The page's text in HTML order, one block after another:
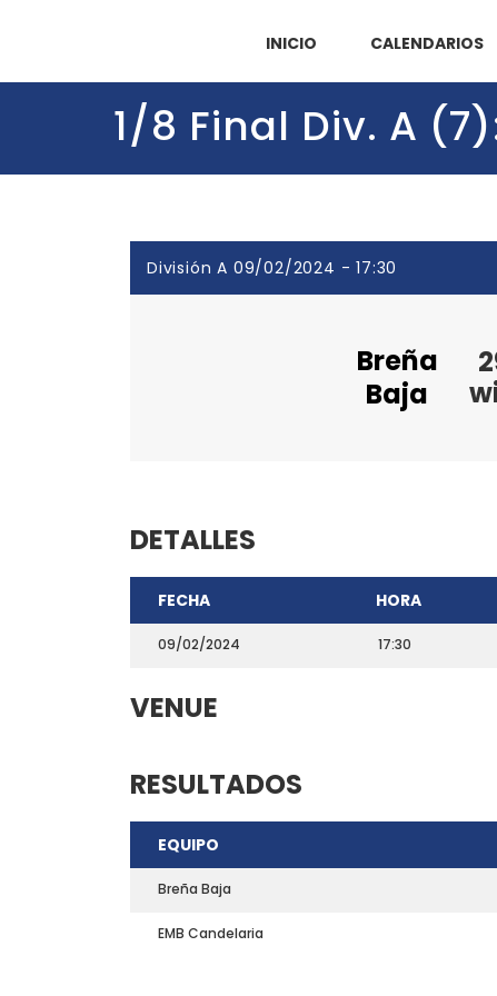
INICIO CALENDARIOS
1/8 Final Div. A
División A 09/02/2024 - 17:30
Breña
Baja
DETALLES
FECHA HORA
09/02/2024 17:30
VENUE
RESULTADOS
EQUIPO
Breña Baja
EMB Candelaria
Teléfono: 661703772
Email:direccion@marchadeportiva.com
San Sebastián de La Gomera